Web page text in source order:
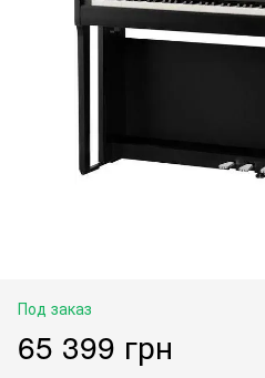
Под заказ
65 399 грн